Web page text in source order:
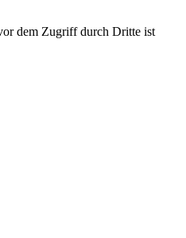
dem Zugriff durch Dritte ist